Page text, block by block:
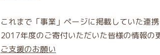
これまで「事業」ページに掲載していた連
2017年度のご寄付いただいた皆様の情報の
ご支援のお願い